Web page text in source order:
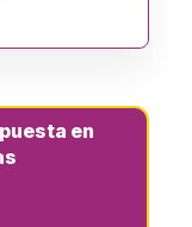
en